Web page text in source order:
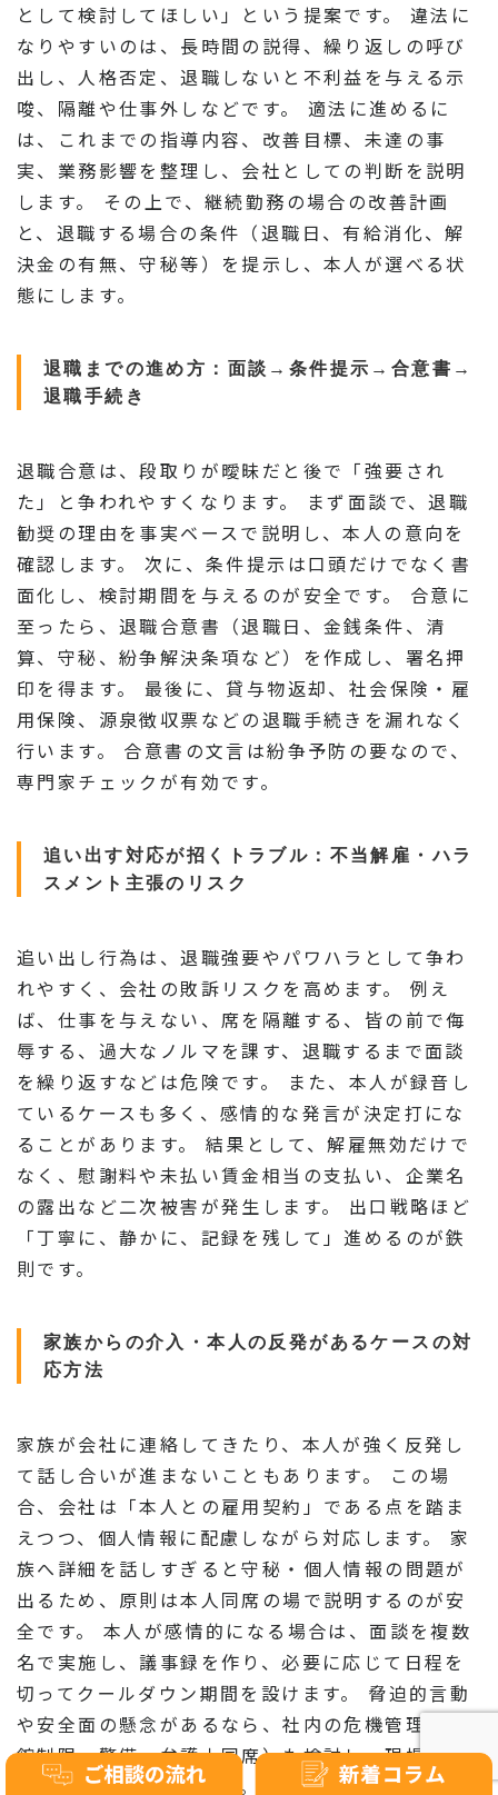
として検討してほしい」という提案です。 違法に
なりやすいのは、長時間の説得、繰り返しの呼び
出し、人格否定、退職しないと不利益を与える示
唆、隔離や仕事外しなどです。 適法に進めるに
は、これまでの指導内容、改善目標、未達の事
実、業務影響を整理し、会社としての判断を説明
します。 その上で、継続勤務の場合の改善計画
と、退職する場合の条件（退職日、有給消化、解
決金の有無、守秘等）を提示し、本人が選べる状
態にします。
退職までの進め方：面談→条件提示→合意書→
退職手続き
退職合意は、段取りが曖昧だと後で「強要され
た」と争われやすくなります。 まず面談で、退職
勧奨の理由を事実ベースで説明し、本人の意向を
確認します。 次に、条件提示は口頭だけでなく書
面化し、検討期間を与えるのが安全です。 合意に
至ったら、退職合意書（退職日、金銭条件、清
算、守秘、紛争解決条項など）を作成し、署名押
印を得ます。 最後に、貸与物返却、社会保険・雇
用保険、源泉徴収票などの退職手続きを漏れなく
行います。 合意書の文言は紛争予防の要なので、
専門家チェックが有効です。
追い出す対応が招くトラブル：不当解雇・ハラ
スメント主張のリスク
追い出し行為は、退職強要やパワハラとして争わ
れやすく、会社の敗訴リスクを高めます。 例え
ば、仕事を与えない、席を隔離する、皆の前で侮
辱する、過大なノルマを課す、退職するまで面談
を繰り返すなどは危険です。 また、本人が録音し
ているケースも多く、感情的な発言が決定打にな
ることがあります。 結果として、解雇無効だけで
なく、慰謝料や未払い賃金相当の支払い、企業名
の露出など二次被害が発生します。 出口戦略ほど
「丁寧に、静かに、記録を残して」進めるのが鉄
則です。
家族からの介入・本人の反発があるケースの対
応方法
家族が会社に連絡してきたり、本人が強く反発し
て話し合いが進まないこともあります。 この場
合、会社は「本人との雇用契約」である点を踏ま
えつつ、個人情報に配慮しながら対応します。 家
族へ詳細を話しすぎると守秘・個人情報の問題が
出るため、原則は本人同席の場で説明するのが安
全です。 本人が感情的になる場合は、面談を複数
名で実施し、議事録を作り、必要に応じて日程を
切ってクールダウン期間を設けます。 脅迫的言動
や安全面の懸念があるなら、社内の危機管理（入
館制限、警備、弁護士同席）も検討し、現場任せ
にしないことが重要です。